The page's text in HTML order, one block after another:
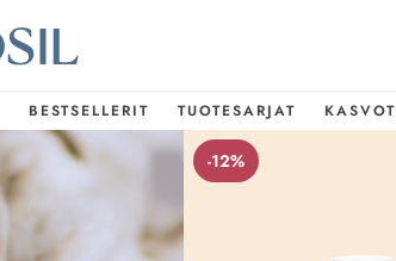
BESTSELLERIT TUOTESARJAT KASVOT
-12%